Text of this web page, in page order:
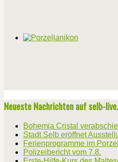
Neueste Nachrichten auf selb-
Bohemia Cristal
Stadt Selb eröffnet
Ferienprogramme im
Polizeibericht vom 7.8.